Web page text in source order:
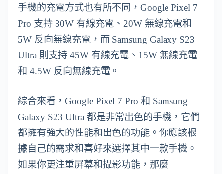
手機的充電方式也有所不同，Google Pixel 7
Pro 支持 30W 有線充電、20W 無線充電和
5W 反向無線充電，而 Samsung Galaxy S23
Ultra 則支持 45W 有線充電、15W 無線充電
和 4.5W 反向無線充電。
綜合來看，Google Pixel 7 Pro 和 Samsung
Galaxy S23 Ultra 都是非常出色的手機，它們
都擁有強大的性能和出色的功能。你應該根
據自己的需求和喜好來選擇其中一款手機。
如果你更注重屏幕和攝影功能，那麼